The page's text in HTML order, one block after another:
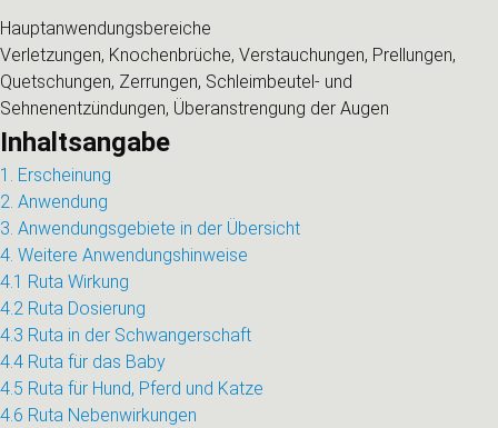
Hauptanwendungsbereiche
Verletzungen, Knochenbrüche, Verstauchungen, Prellungen,
Quetschungen, Zerrungen, Schleimbeutel- und
Sehnenentzündungen, Überanstrengung der Augen
Inhaltsangabe
1. Erscheinung
2. Anwendung
3. Anwendungsgebiete in der Übersicht
4. Weitere Anwendungshinweise
4.1 Ruta Wirkung
4.2 Ruta Dosierung
4.3 Ruta in der Schwangerschaft
4.4 Ruta für das Baby
4.5 Ruta für Hund, Pferd und Katze
4.6 Ruta Nebenwirkungen